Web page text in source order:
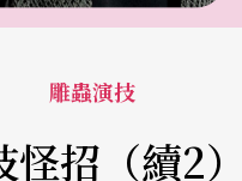
雕蟲演技
怪招（續2）